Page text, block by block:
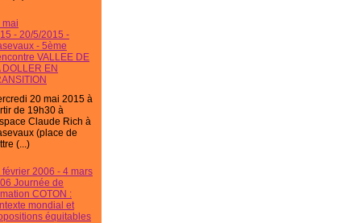
mai
- 20/5/2015 -
- 5ème
VALLEE DE
DOLLER EN
20 mai 2015 à
de 19h30 à
Claude Rich à
(place de
(...)
février 2006 - 4 mars
Journée de
COTON :
mondial et
équitables